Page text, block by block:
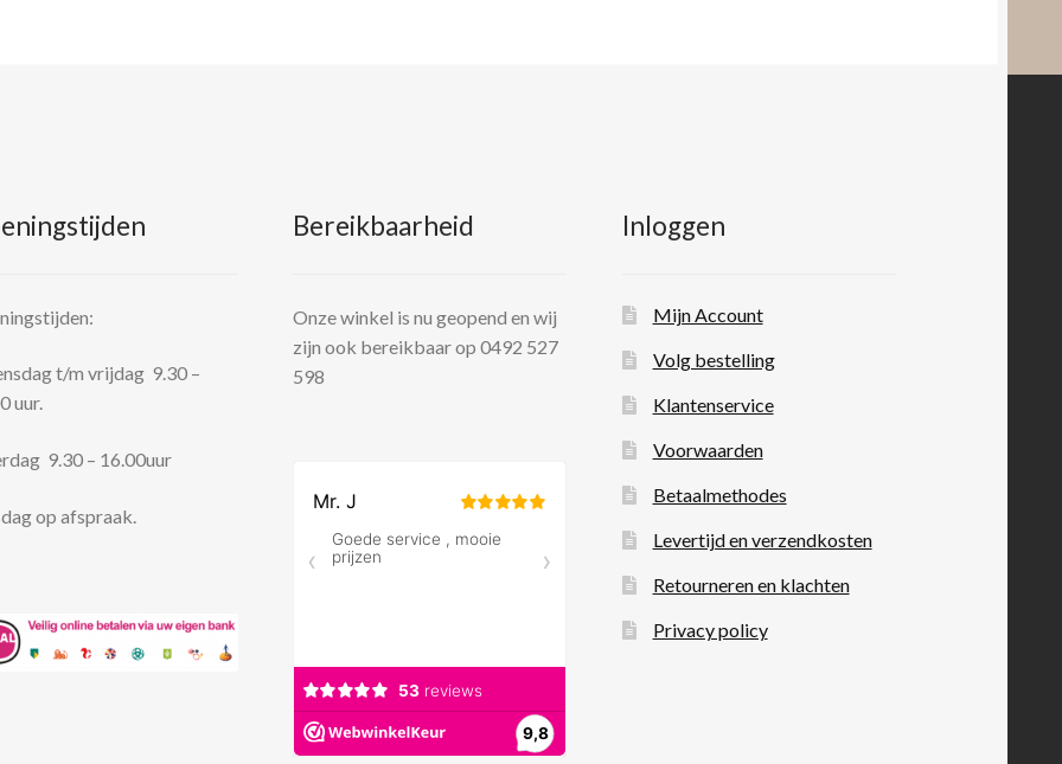
t/m vrijdag 9.30 –
uur.
9.30 – 16.00uur
op afspraak.
Bereikbaarheid
Onze winkel is nu geopend en wij
zijn ook bereikbaar op 0492 527
598
Inloggen
Mijn Account
Volg bestelling
Klantenservice
Voorwaarden
Betaalmethodes
Levertijd en verzendkosten
Retourneren en klachten
Privacy policy